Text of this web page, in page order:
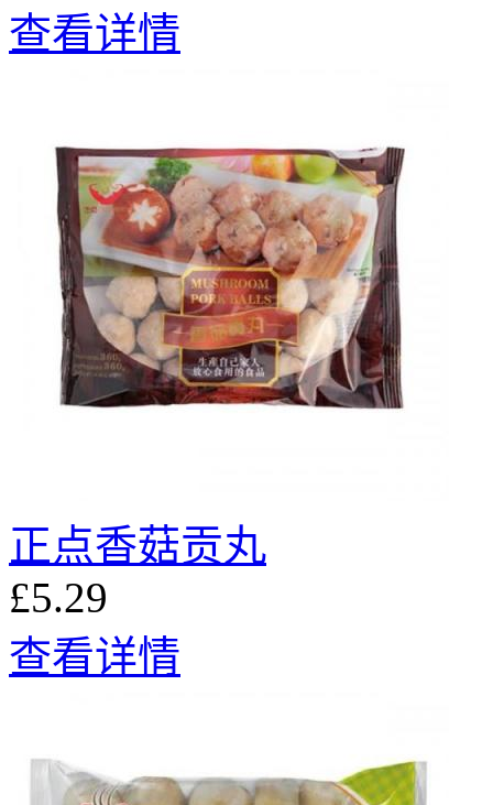
查看详情
正点香菇贡丸
£5.29
查看详情